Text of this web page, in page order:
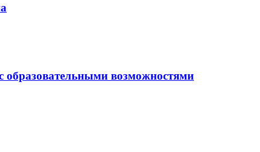
образовательными возможностями